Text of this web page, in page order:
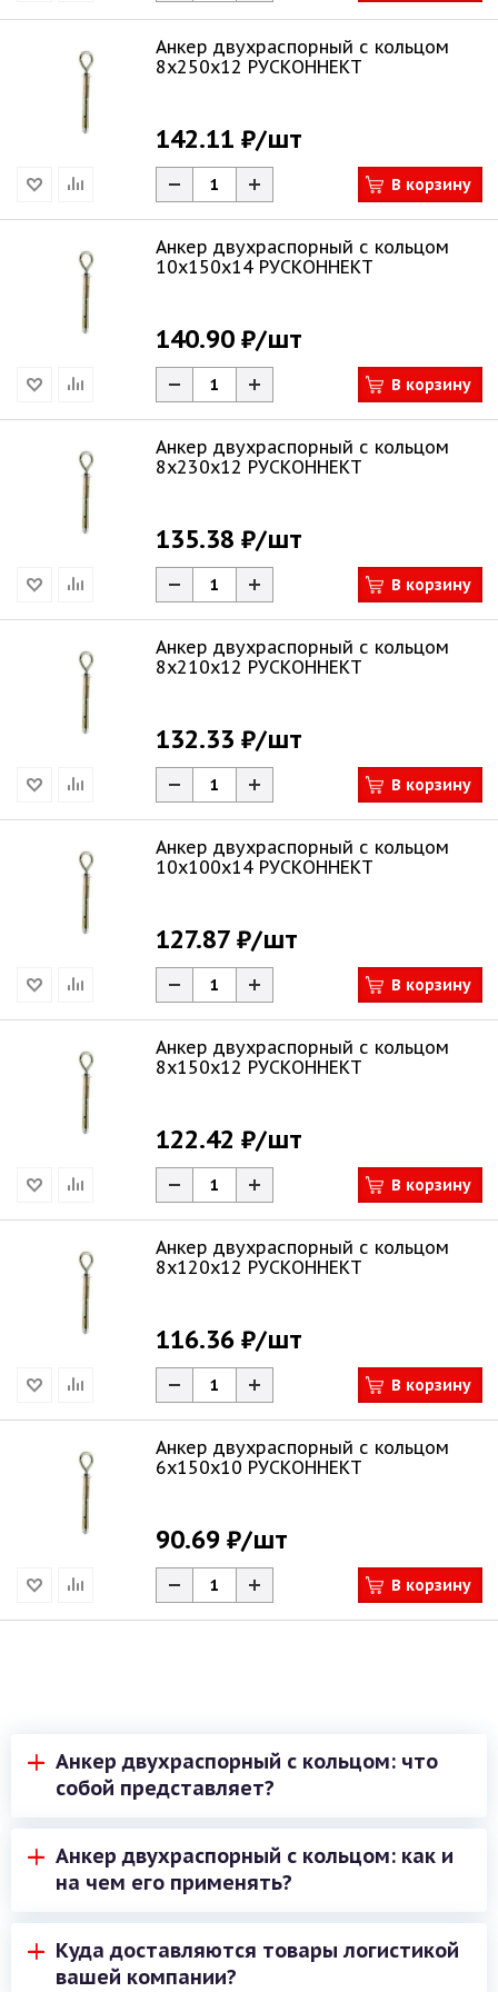
Анкер двухраспорный с кольцом
8х250х12 РУСКОННЕКТ
142.11 ₽/шт
В корзину
Анкер двухраспорный с кольцом
10х150х14 РУСКОННЕКТ
140.90 ₽/шт
В корзину
Анкер двухраспорный с кольцом
8х230х12 РУСКОННЕКТ
135.38 ₽/шт
В корзину
Анкер двухраспорный с кольцом
8х210х12 РУСКОННЕКТ
132.33 ₽/шт
В корзину
Анкер двухраспорный с кольцом
10х100х14 РУСКОННЕКТ
127.87 ₽/шт
В корзину
Анкер двухраспорный с кольцом
8х150х12 РУСКОННЕКТ
122.42 ₽/шт
В корзину
Анкер двухраспорный с кольцом
8х120х12 РУСКОННЕКТ
116.36 ₽/шт
В корзину
Анкер двухраспорный с кольцом
6х150х10 РУСКОННЕКТ
90.69 ₽/шт
В корзину
Анкер двухраспорный с кольцом: что
собой представляет?
Анкер двухраспорный с кольцом - это тип
крепежа, который используется для крепления
конструкций в бетоне и других твердых
прочное соединение с поверхностью благодаря
Анкер двухраспорный с кольцом: как и
на чем его применять?
Для установки анкера двухраспорного с
кольцом в бетонную стену или поверхность
необходимо просверлить отверстие под размер
Куда доставляются товары логистикой
вашей компании?